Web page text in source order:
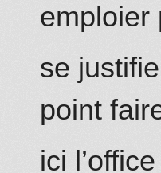
emploier
se
point
ici